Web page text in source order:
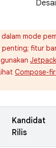
mode
penting; fitur
Compose-
Kandidat
Rilis